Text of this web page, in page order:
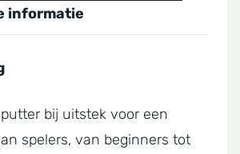
informatie
bij uitstek voor een
spelers, van beginners tot